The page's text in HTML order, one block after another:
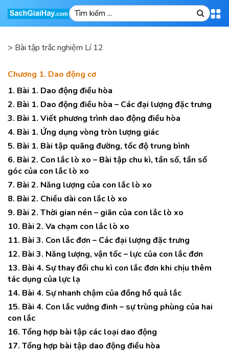
> Bài tập trắc nghiệm Lí 12
Chương 1. Dao động cơ
1. Bài 1. Dao động điều hòa
2. Bài 1. Dao động điều hòa – Các đại lượng đặc trưng
3. Bài 1. Viết phương trình dao động điều hòa
4. Bài 1. Ứng dụng vòng tròn lượng giác
5. Bài 1. Bài tập quãng đường, tốc độ trung bình
6. Bài 2. Con lắc lò xo – Bài tập chu kì, tần số, tần số
góc của con lắc lò xo
7. Bài 2. Năng lượng của con lắc lò xo
8. Bài 2. Chiều dài con lắc lò xo
9. Bài 2. Thời gian nén – giãn của con lắc lò xo
10. Bài 2. Va chạm con lắc lò xo
11. Bài 3. Con lắc đơn – Các đại lượng đặc trưng
12. Bài 3. Năng lượng, vận tốc – lực của con lắc đơn
13. Bài 4. Sự thay đổi chu kì con lắc đơn khi chịu thêm
tác dụng của lực lạ
14. Bài 4. Sự nhanh chậm của đồng hồ quả lắc
15. Bài 4. Con lắc vướng đinh – sự trùng phùng của hai
con lắc
16. Tổng hợp bài tập các loại dao động
17. Tổng hợp bài tập dao động điều hòa